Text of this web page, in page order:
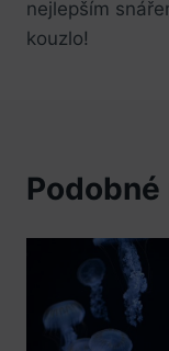
nejlepším
kouzlo!